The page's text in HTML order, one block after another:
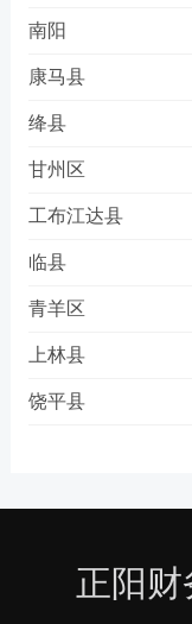
南阳
康马县
绛县
甘州区
工布江达县
临县
青羊区
上林县
饶平县
正阳财